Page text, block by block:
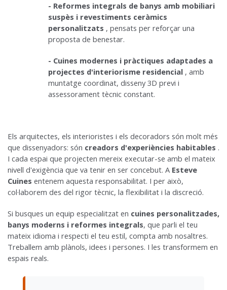
- Reformes integrals de banys amb mobiliari
suspès i revestiments ceràmics
personalitzats , pensats per reforçar una
proposta de benestar.
- Cuines modernes i pràctiques adaptades a
projectes d'interiorisme residencial , amb
muntatge coordinat, disseny 3D previ i
assessorament tècnic constant.
Els arquitectes, els interioristes i els decoradors són molt més
que dissenyadors: són creadors d'experiències habitables .
I cada espai que projecten mereix executar-se amb el mateix
nivell d'exigència que va tenir en ser concebut. A Esteve
Cuines entenem aquesta responsabilitat. I per això,
col·laborem des del rigor tècnic, la flexibilitat i la discreció.
Si busques un equip especialitzat en cuines personalitzades,
banys moderns i reformes integrals, que parli el teu
mateix idioma i respecti el teu estil, compta amb nosaltres.
Treballem amb plànols, idees i persones. I les transformem en
espais reals.